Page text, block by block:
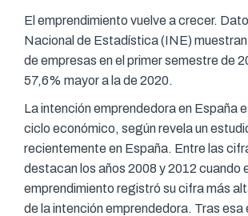
El emprendimiento vuelve a crecer.
Nacional de Estadística (INE)
de empresas en el primer semestre de
57,6% mayor a la de 2020.
La intención emprendedora en España
ciclo económico, según revela un
recientemente en España. Entre las
destacan los años 2008 y 2012 cuando
emprendimiento registró su cifra más
de la intención emprendedora. Tras esa